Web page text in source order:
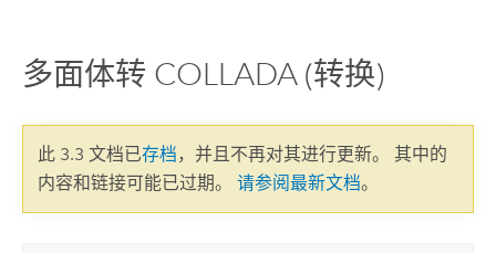
多面体转 COLLADA (转换)
此 3.3 文档已存档，并且不再对其进行更新。 其中的
内容和链接可能已过期。 请参阅最新文档。